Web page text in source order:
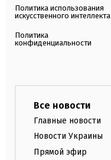
Политика использования
искусственного интеллекта
Политика
конфиденциальности
Все новости
Главные новости
Новости Украины
Прямой эфир